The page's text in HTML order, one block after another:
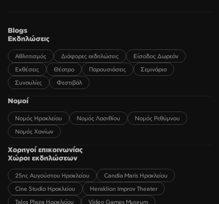
Blogs
Εκδηλώσεις
Αθλητισμός Διάφορες εκδηλώσεις
Είσοδος Δωρεάν
Εκθέσεις
Θέατρο Παρουσιάσεις
Σεμινάρια
Συναυλίες
Φεστιβάλ
Νομοί
Νομός Ηρακλείου Νομός Λασιθίου
Νομός Ρεθύμνου
Νομός Χανίων
Χορηγοί επικοινωνίας
Χώροι εκδηλώσεων
25ης Αυγούστου Ηρακλείου
Candia Maris Ηρακλείου
Cine Studio Ηρακλείου
Heraklion Improv Theater
Talos Plaza Ηρακλείου
Video Games Museum